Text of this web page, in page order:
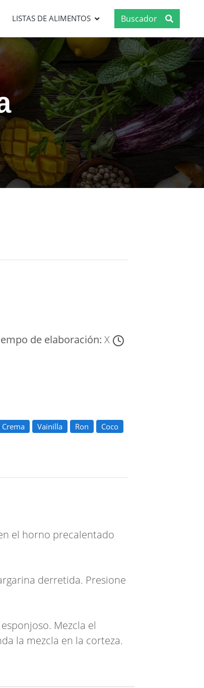
LISTAS DE ALIMENTOS Buscador
de elaboración: X
Crema Vainilla Ron
Coco
el horno precalentado
derretida. Presione
Mezcla el
la mezcla en la corteza.